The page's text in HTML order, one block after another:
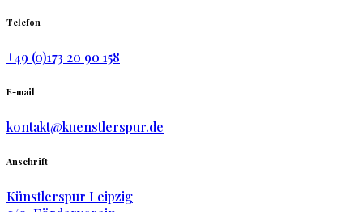
Telefon
+49 (0)173 20 90 158
E-mail
kontakt@kuenstlerspur.de
Anschrift
Künstlerspur Leipzig